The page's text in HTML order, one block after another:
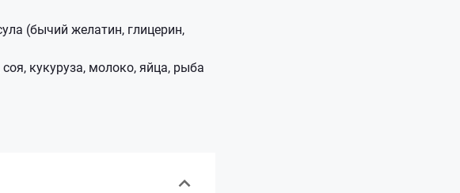
(бычий желатин, глицерин,
кукуруза, молоко, яйца, рыба